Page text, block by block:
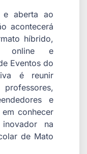
e aberta ao
acontecerá
híbrido,
online e
Eventos do
é reunir
e
conhecer
na
de Mato